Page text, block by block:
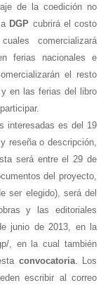
de la coedición no
DGP cubrirá el costo
comercializará
ferias nacionales e
el resto
en las ferias del libro
interesadas es del 19
reseña o descripción,
será entre el 29 de
del proyecto,
ser elegido), será del
y las editoriales
junio de 2013, en la
, en la cual también
convocatoria. Los
escribir al correo